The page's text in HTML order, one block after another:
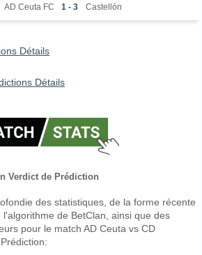
AD Ceuta FC 1 - 3 Castellón
Détails
Détails
Verdict de Prédiction
des statistiques, de la forme récente
de BetClan, ainsi que des
pour le match AD Ceuta vs CD